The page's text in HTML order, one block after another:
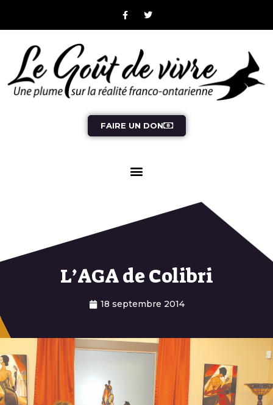
FAIRE UN DON
L’AGA de Colibri
18 septembre 2014